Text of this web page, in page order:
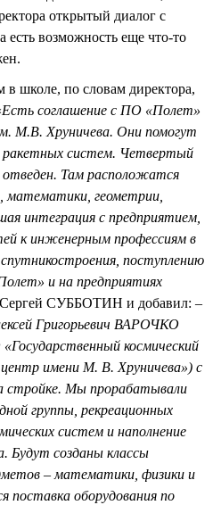
открытый диалог с
есть возможность еще что-то
школе, по словам директора,
Есть соглашение с ПО «Полет»
М.В. Хруничева. Они помогут
ракетных систем. Четвертый
Там расположатся
математики, геометрии,
интеграция с предприятием,
к инженерным профессиям в
поступлению
и на предприятиях
Сергей СУББОТИН и добавил: –
Григорьевич ВАРОЧКО
космический
имени М. В. Хруничева») с
стройке. Мы прорабатывали
группы, рекреационных
систем и наполнение
Будут созданы классы
– математики, физики и
поставка оборудования по